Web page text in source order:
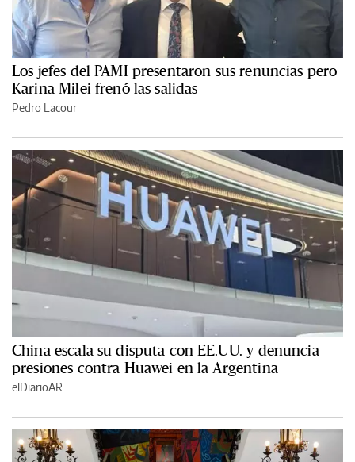
Los jefes del PAMI presentaron sus renuncias pero
Karina Milei frenó las salidas
Pedro Lacour
China escala su disputa con EE.UU. y denuncia
presiones contra Huawei en la Argentina
elDiarioAR